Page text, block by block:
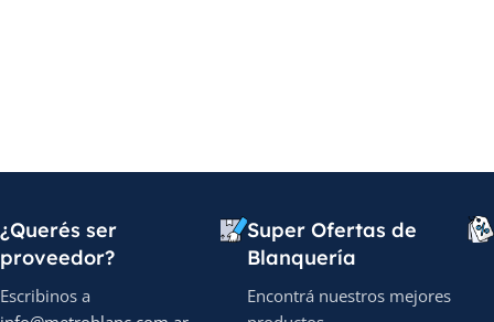
¿Querés ser
proveedor?
Escribinos a
Super Ofertas de
Blanquería
Encontrá nuestros mejores